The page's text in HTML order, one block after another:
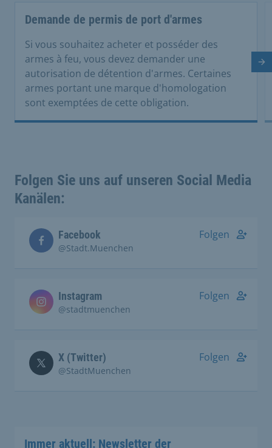
Demande de permis de port d'armes
Si vous souhaitez acheter et posséder des
armes à feu, vous devez demander une
autorisation de détention d'armes. Certaines
armes portant une marque d'homologation
sont exemptées de cette obligation.
Folgen Sie uns auf unseren Social Media
Kanälen:
Facebook
@Stadt.Muenchen
Folgen
Instagram
@stadtmuenchen
Folgen
X (Twitter)
@StadtMuenchen
Folgen
Immer aktuell: Newsletter der